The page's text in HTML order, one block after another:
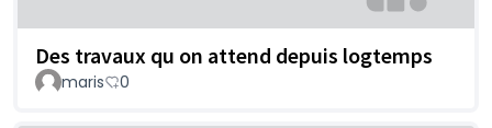
Des travaux qu on attend depuis logtemps
maris 0